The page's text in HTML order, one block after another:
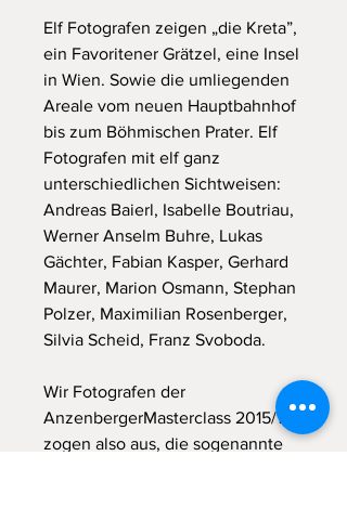
Elf Fotografen zeigen „die Kreta”,
ein Favoritener Grätzel, eine Insel
in Wien. Sowie die umliegenden
Areale vom neuen Hauptbahnhof
bis zum Böhmischen Prater. Elf
Fotografen mit elf ganz
unterschiedlichen Sichtweisen:
Andreas Baierl, Isabelle Boutriau,
Werner Anselm Buhre, Lukas
Gächter, Fabian Kasper, Gerhard
Maurer, Marion Osmann, Stephan
Polzer, Maximilian Rosenberger,
Silvia Scheid, Franz Svoboda.
Wir Fotografen der
AnzenbergerMasterclass 2015/16
zogen also aus, die sogenannte